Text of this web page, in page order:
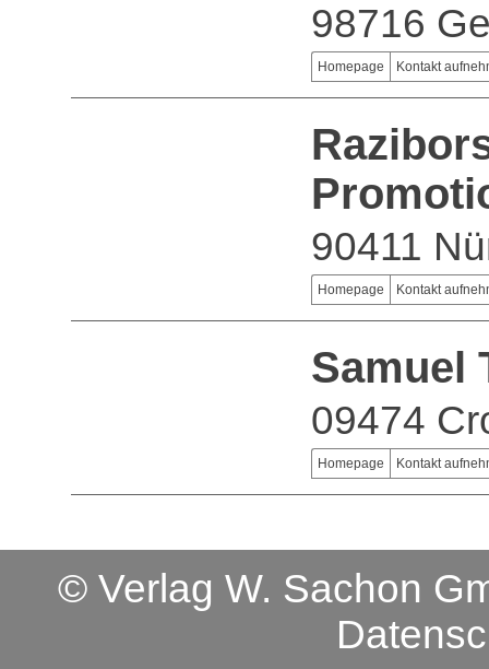
98716
Homepage Kontakt
90411
Homepage Kontakt
Samuel
09474
Homepage Kontakt
© Verlag W. Sachon